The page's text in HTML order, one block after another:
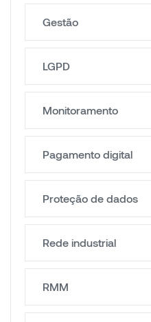
Gestão
LGPD
Monitoramento
Pagamento digital
Proteção de dados
Rede industrial
RMM